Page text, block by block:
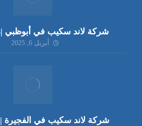
شركة لاند سكيب في أبوظبي |0542860584
أبريل 6, 2025
شركة لاند سكيب في الفجيرة |0542860584